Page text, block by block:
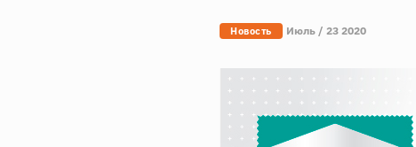
Новость Июль / 23 2020